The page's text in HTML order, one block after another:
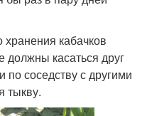
кабачков
должны касаться друг
по соседству с другими
тыкву.